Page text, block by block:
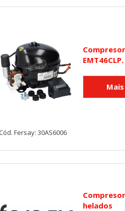
EMT46CLP.
Fersay: 30AS6006
helados
VSF904, PHPSESSID, wp-settings-1, wp-
contar las visitas y fuentes
son las más o menos
y, por lo tanto, es anónima.
_ga, _gid,
ser establecidas a través de
un perfil de sus intereses y